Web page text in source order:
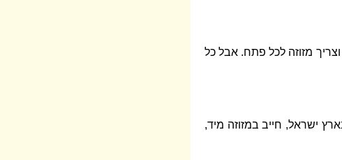
מזוזה לכל פתח. אבל כל
ישראל, חייב במזוזה מיד,